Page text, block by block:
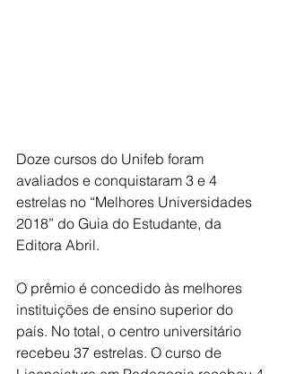
Doze cursos do Unifeb foram
avaliados e conquistaram 3 e 4
estrelas no “Melhores Universidades
2018” do Guia do Estudante, da
Editora Abril.
O prêmio é concedido às melhores
instituições de ensino superior do
país. No total, o centro universitário
recebeu 37 estrelas. O curso de